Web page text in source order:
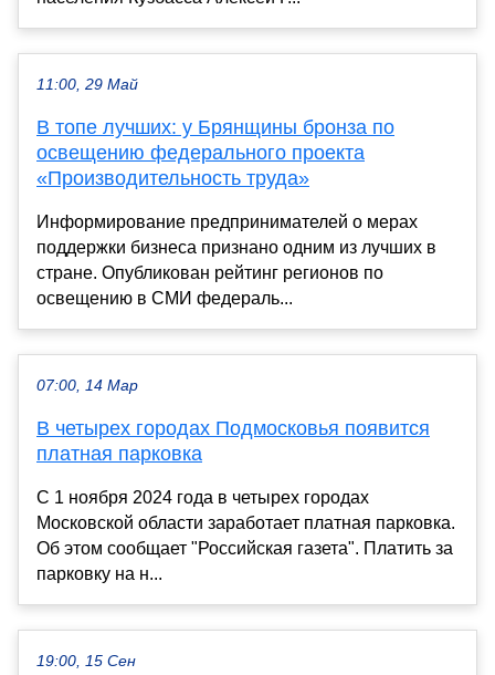
11:00, 29 Май
В топе лучших: у Брянщины бронза по
освещению федерального проекта
«Производительность труда»
Информирование предпринимателей о мерах
поддержки бизнеса признано одним из лучших в
стране. Опубликован рейтинг регионов по
освещению в СМИ федераль...
07:00, 14 Мар
В четырех городах Подмосковья появится
платная парковка
С 1 ноября 2024 года в четырех городах
Московской области заработает платная парковка.
Об этом сообщает "Российская газета". Платить за
парковку на н...
19:00, 15 Сен